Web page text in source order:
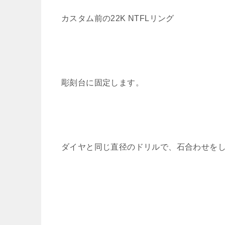
カスタム前の22K NTFLリング
彫刻台に固定します。
ダイヤと同じ直径のドリルで、石合わせを